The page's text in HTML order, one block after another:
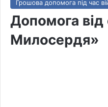
Грошова допомога під час
Допомога
Милосердя»